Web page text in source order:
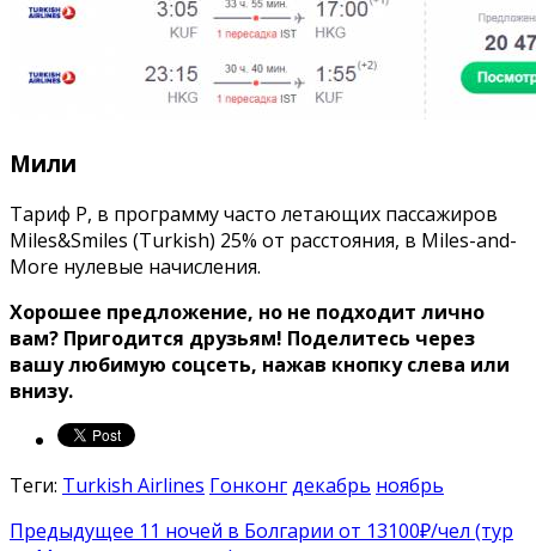
Мили
Тариф P, в программу часто летающих пассажиров
Miles&Smiles (Turkish) 25% от расстояния, в Miles-and-
More нулевые начисления.
Хорошее предложение, но не подходит лично
вам? Пригодится друзьям! Поделитесь через
вашу любимую соцсеть, нажав кнопку слева или
внизу.
Теги: Turkish Airlines Гонконгдекабрь ноябрь
Предыдущее 11 ночей в Болгарии от 13100₽/чел (тур